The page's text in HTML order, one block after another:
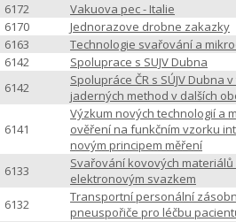
6172
Vakuova pec - Italie
6170
Jednorazove drobne zakazky
6163
Technologie svařování a
6142
Spoluprace s SUJV Dubna
6142
Spolupráce ČR s SÚJV
jaderných method v dalších
6141
Výzkum nových technologií a
ověření na funkčním vzorku
novým principem měření
6133
Svařování kovových
elektronovým svazkem
6132
Transportní personální
pneuspořiče pro léčbu